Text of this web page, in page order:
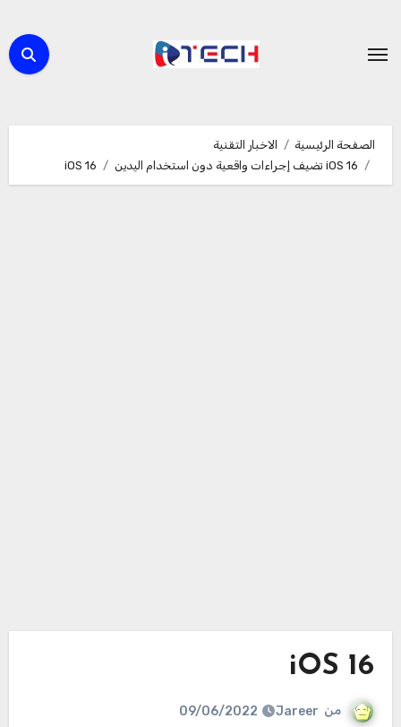
المحتوى
الصفحة الرئيسية
الاخبار التقنية
iOS 16 تضيف إجراءات واقعية دون استخدام اليدين
iOS 16
iOS 16
من Jareer
09/06/2022